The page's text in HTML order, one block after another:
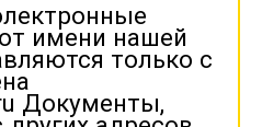
имени нашей
только с
Документы,